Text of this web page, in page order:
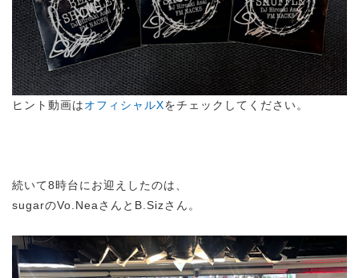
ヒント動画はオフィシャルXをチェックしてください。
続いて8時台にお迎えしたのは、
sugarのVo.NeaさんとB.Sizさん。